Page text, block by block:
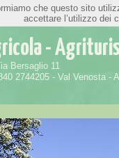
-
Bersaglio 11
2744205 - Val Venosta -
che questo sito
accettare l’utilizzo dei